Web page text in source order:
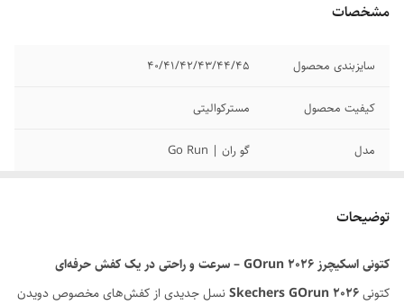
مشخصات
سایزبندی محصول 40/41/42/43/44/45
کیفیت محصول مسترکوالیتی
مدل گو ران | Go Run
توضیحات
کتونی اسکیچرز GOrun 2026 – سرعت و راحتی در یک کفش حرفه‌ای
کتونیSkechers GOrun 2026نسل جدیدی از کفش‌های مخصوص دویدن